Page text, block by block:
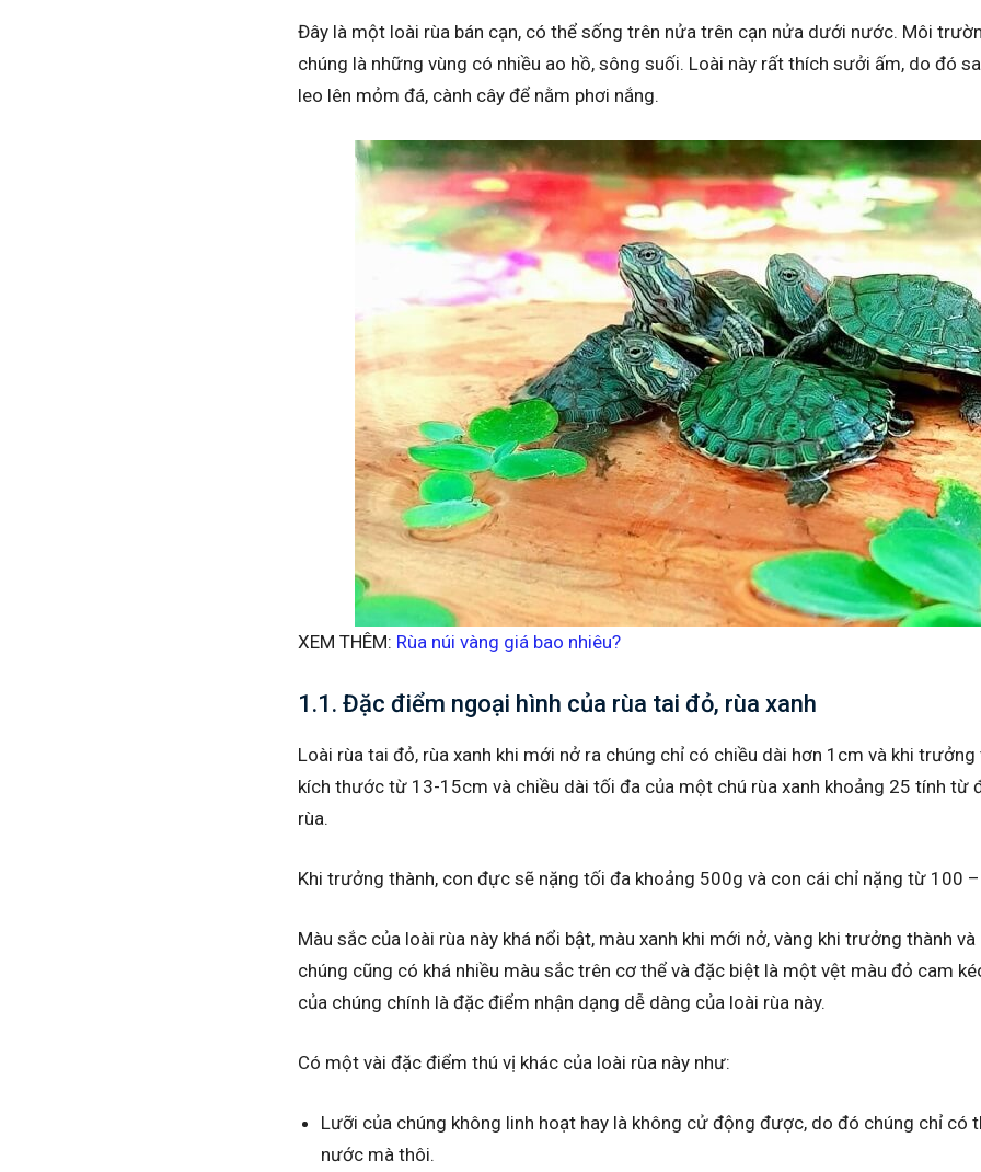
Đây là một loài rùa bán cạn, có thể sống trên nửa trên cạn nửa dưới nước. Môi
chúng là những vùng có nhiều ao hồ, sông suối. Loài này rất thích sưởi ấm, do đó
leo lên mỏm đá, cành cây để nằm phơi nắng.
XEM THÊM: Rùa núi vàng giá bao nhiêu?
1.1. Đặc điểm ngoại hình của rùa tai đỏ, rùa xanh
Loài rùa tai đỏ, rùa xanh khi mới nở ra chúng chỉ có chiều dài hơn 1cm và khi
kích thước từ 13-15cm và chiều dài tối đa của một chú rùa xanh khoảng 25 tính từ
rùa.
Khi trưởng thành, con đực sẽ nặng tối đa khoảng 500g và con cái chỉ nặng từ 100
Màu sắc của loài rùa này khá nổi bật, màu xanh khi mới nở, vàng khi trưởng thành và
chúng cũng có khá nhiều màu sắc trên cơ thể và đặc biệt là một vệt màu đỏ cam
của chúng chính là đặc điểm nhận dạng dễ dàng của loài rùa này.
Có một vài đặc điểm thú vị khác của loài rùa này như:
Lưỡi của chúng không linh hoạt hay là không cử động được, do đó chúng chỉ có
nước mà thôi.